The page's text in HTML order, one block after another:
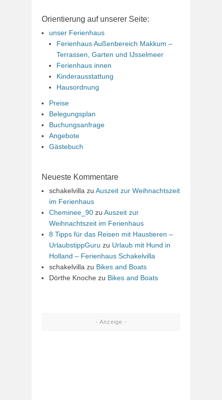
Orientierung auf unserer Seite:
unser Ferienhaus
Ferienhaus Außenbereich Makkum –
Terrassen, Garten und IJsselmeer
Ferienhaus innen
Kinderausstattung
Hausordnung
Preise
Belegungsplan
Buchungsanfrage
Angebote
Gästebuch
Neueste Kommentare
schakelvilla zu Auszeit zur Weihnachtszeit
im Ferienhaus
Cheminee_90 zu Auszeit zur
Weihnachtszeit im Ferienhaus
8 Tipps für das Reisen mit Haustieren –
UrlaubstippGuru zu Urlaub mit Hund in
Holland – Ferienhaus Schakelvilla
schakelvilla zu Bikes and Boats
Dörthe Knoche zu Bikes and Boats
- Anzeige -